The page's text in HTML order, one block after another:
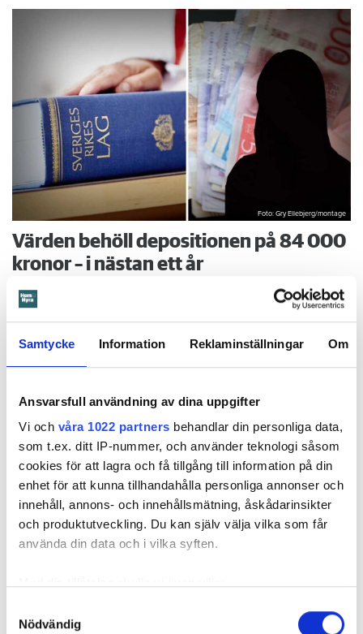
Samtycke Information Reklaminställningar Om
Ansvarsfull användning av dina uppgifter
Vi och våra 1022 partners behandlar din personliga data,
som t.ex. ditt IP-nummer, och använder teknologi såsom
cookies för att lagra och få tillgång till information på din
enhet för att kunna tillhandahålla personliga annonser och
innehåll, annons- och innehållsmätning, åskådarinsikter
och produktutveckling. Du kan själv välja vilka som får
använda din data och i vilka syften.
som kan ha en noggrannhet på upp till flera meter
Nödvändig
Foto: Gry Ellebjerg/montage
Värden behöll depositionen på 84 000
kronor – i nästan ett år
Kvinnan som hade hyrt villan tänkte inte ge sig när
hyresvärden vägrade betala tillbaka depositionen. Läs om
hur hon till slut fick tillbaka pengarna.10 juli kl 15:30
Edla har hönor mitt i stan – så fixar du
GÖTEBORG Hyresgästerna som sköter dem har fått lära sig allt